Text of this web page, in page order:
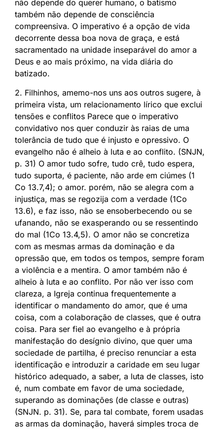
não depende do querer humano, o batismo
também não depende de consciência
compreensiva. O imperativo é a opção de vida
decorrente dessa boa nova de graça, e está
sacramentado na unidade inseparável do amor a
Deus e ao mais próximo, na vida diária do
batizado.
2. Filhinhos, amemo-nos uns aos outros sugere, à
primeira vista, um relacionamento lírico que exclui
tensões e conflitos Parece que o imperativo
convidativo nos quer conduzir às raias de uma
tolerância de tudo que é injusto e opressivo. O
evangelho não é alheio à luta e ao conflito. (SNJN,
p. 31) O amor tudo sofre, tudo crê, tudo espera,
tudo suporta, é paciente, não arde em ciúmes (1
Co 13.7,4); o amor. porém, não se alegra com a
injustiça, mas se regozija com a verdade (1Co
13.6), e faz isso, não se ensoberbecendo ou se
ufanando, não se exasperando ou se ressentindo
do mal (1Co 13.4,5). O amor não se concretiza
com as mesmas armas da dominação e da
opressão que, em todos os tempos, sempre foram
a violência e a mentira. O amor também não é
alheio à luta e ao conflito. Por não ver isso com
clareza, a Igreja continua frequentemente a
identificar o mandamento do amor, que é uma
coisa, com a colaboração de classes, que é outra
coisa. Para ser fiel ao evangelho e à própria
manifestação do desígnio divino, que quer uma
sociedade de partilha, é preciso renunciar a esta
identificação e introduzir a caridade em seu lugar
histórico adequado, a saber, a luta de classes, isto
é, num combate em favor de uma sociedade,
superando as dominações (de classe e outras)
(SNJN. p. 31). Se, para tal combate, forem usadas
as armas da dominação, haverá simples troca de